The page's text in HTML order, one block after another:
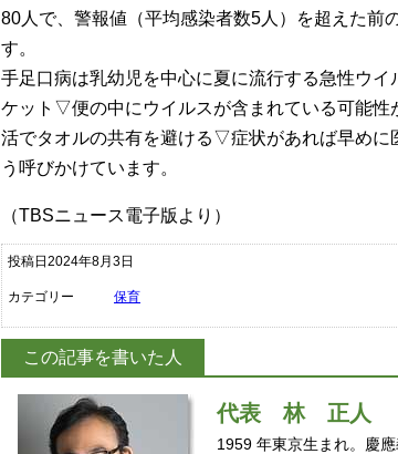
80人で、警報値（平均感染者数5人）を超えた前
す。
手足口病は乳幼児を中心に夏に流行する急性ウ
ケット▽便の中にウイルスが含まれている可能
活でタオルの共有を避ける▽症状があれば早めに
う呼びかけています。
（TBSニュース電子版より）
投稿日2024年8月3日
カテゴリー 保育
この記事を書いた人
代表 林 正人
1959 年東京生まれ。慶應